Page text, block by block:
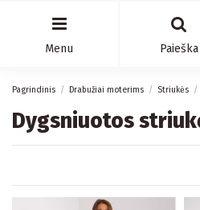
Menu Paieška
Pagrindinis Drabužiai moterims Striukės
Dygsniuotos